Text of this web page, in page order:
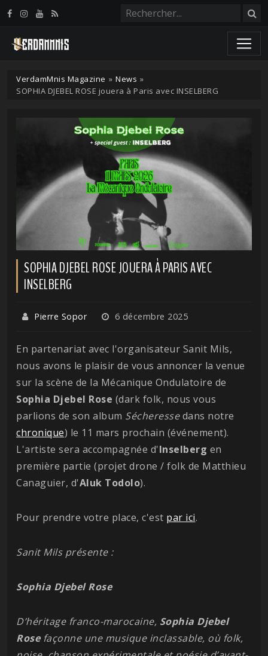
VerdamMnis Magazine » News »
SOPHIA DJEBEL ROSE jouera à Paris avec INSELBERG
SOPHIA DJEBEL ROSE JOUERA À PARIS AVEC
INSELBERG
Pierre Sopor 6 décembre 2025
En partenariat avec l'organisateur Sanit Mils,
nous avons le plaisir de vous annoncer la venue
sur la scène de la Mécanique Ondulatoire de
Sophia Djebel Rose (dark folk, nous vous
parlions de son album Sécheressedans notre
chronique) le 11 mars prochain (événement).
L'artiste sera accompagnée d'Inselberg en
première partie (projet drone / folk de Matthieu
Canaguier, d'Aluk Todolo).
Pour prendre votre place, c'est par ici.
Sanit Mils présente :
Sophia Djebel Rose
D’héritage franco-marocaine, Sophia Djebel
Rosefaçonne une musique inclassable, où folk,
Panneau de gestion des cookies